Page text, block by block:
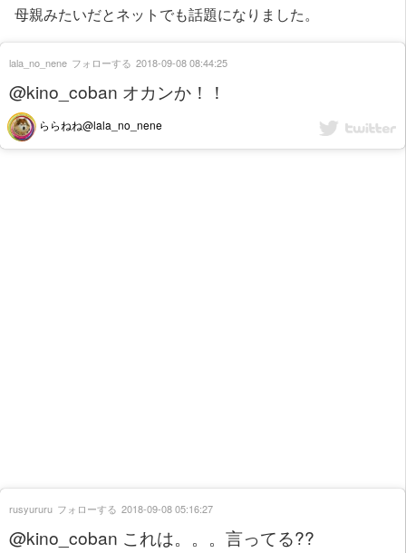
母親みたいだとネットでも話題になりました。
@kino_coban オカンか！！
ららねね@lala_no_nene
lala_no_nene フォローする 2018-09-08 08:44:25
@kino_coban これは。。。言ってる??
rusyururu フォローする 2018-09-08 05:16:27